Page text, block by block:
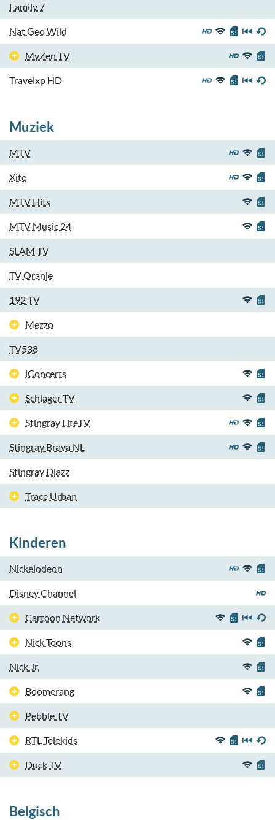
Family 7
Nat Geo Wild
MyZen TV
Travelxp HD
Muziek
MTV
Xite
MTV Hits
MTV Music 24
SLAM TV
TV Oranje
192 TV
Mezzo
TV538
iConcerts
Schlager TV
Stingray LiteTV
Stingray Brava NL
Stingray Djazz
Trace Urban
Kinderen
Nickelodeon
Disney Channel
Cartoon Network
Nick Toons
Nick Jr.
Boomerang
Pebble TV
RTL Telekids
Duck TV
Belgisch